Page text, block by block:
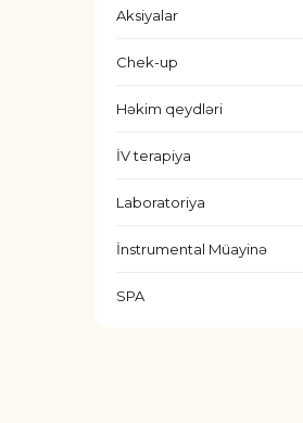
Aksiyalar
Chek-up
Həkim qeydləri
İV terapiya
Laboratoriya
İnstrumental Müayinə
SPA